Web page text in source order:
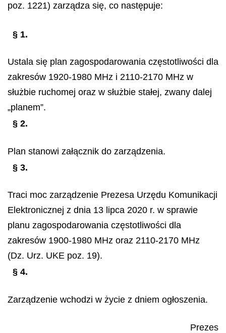
poz. 1221) zarządza się, co następuje:
§ 1.
Ustala się plan zagospodarowania częstotliwości dla
zakresów 1920-1980 MHz i 2110-2170 MHz w
służbie ruchomej oraz w służbie stałej, zwany dalej
„planem”.
§ 2.
Plan stanowi załącznik do zarządzenia.
§ 3.
Traci moc zarządzenie Prezesa Urzędu Komunikacji
Elektronicznej z dnia 13 lipca 2020 r. w sprawie
planu zagospodarowania częstotliwości dla
zakresów 1900-1980 MHz oraz 2110-2170 MHz
(Dz. Urz. UKE poz. 19).
§ 4.
Zarządzenie wchodzi w życie z dniem ogłoszenia.
Prezes